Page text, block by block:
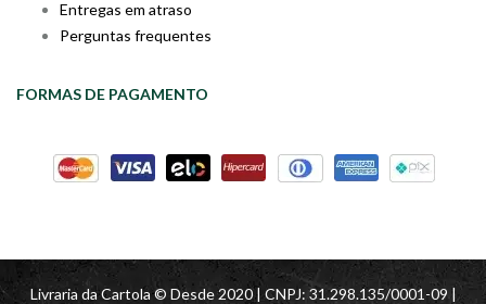
Entregas em atraso
Perguntas frequentes
FORMAS DE PAGAMENTO
Livraria da Cartola © Desde 2020 | CNPJ: 31.298.135/0001-09 |